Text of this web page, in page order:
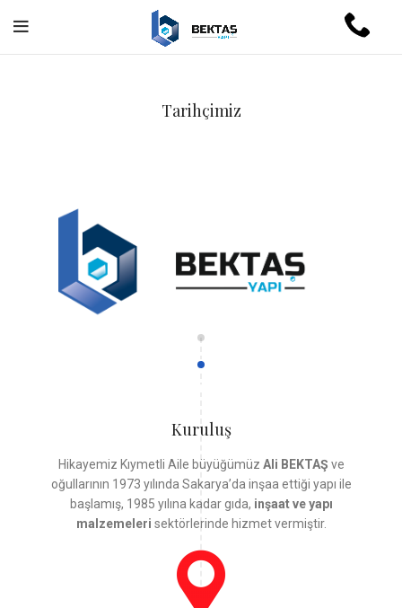
Tarihçimiz
Kuruluş
Hikayemiz Kıymetli Aile büyüğümüz Ali BEKTAŞ ve
oğullarının 1973 yılında Sakarya’da inşaa ettiği yapı ile
başlamış, 1985 yılına kadar gıda, inşaat ve yapı
malzemeleri sektörlerinde hizmet vermiştir.